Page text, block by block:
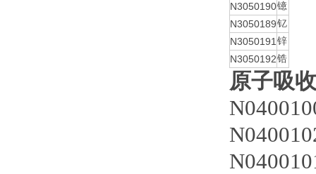
N3050190镱
N3050189钇
N3050191 锌
N3050192锆
原子吸